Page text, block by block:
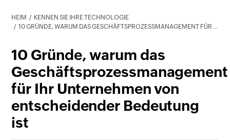
HEIM
KENNEN SIE IHRE TECHNOLOGIE
10 GRÜNDE, WARUM DAS GESCHÄFTSPROZESSMANAGEMENT FÜR IHR UNTERNEHMEN VON ENTSCHEIDENDER BEDEUTUNG IST
10 Gründe, warum das
Geschäftsprozessmanagement
für Ihr Unternehmen von
entscheidender Bedeutung
ist